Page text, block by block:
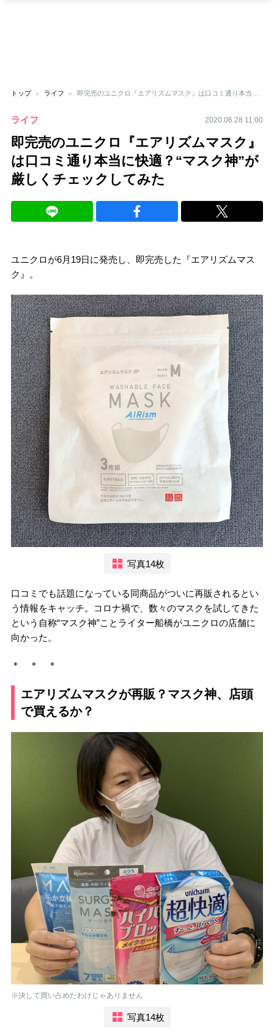
トップ ライフ
ライフ 2020.06.28 11:00
即完売のユニクロ『エアリズムマスク』
は口コミ通り本当に快適？“マスク神”が
厳しくチェックしてみた
ユニクロが6月19日に発売し、即完売した『エアリズムマス
ク』。
写真14枚
口コミでも話題になっている同商品がついに再販されるとい
う情報をキャッチ。コロナ禍で、数々のマスクを試してきた
という自称“マスク神”ことライター船橋がユニクロの店舗に
向かった。
＊ ＊ ＊
エアリズムマスクが再販？マスク神、店頭
で買えるか？
※決して買い占めたわけじゃありません
写真14枚